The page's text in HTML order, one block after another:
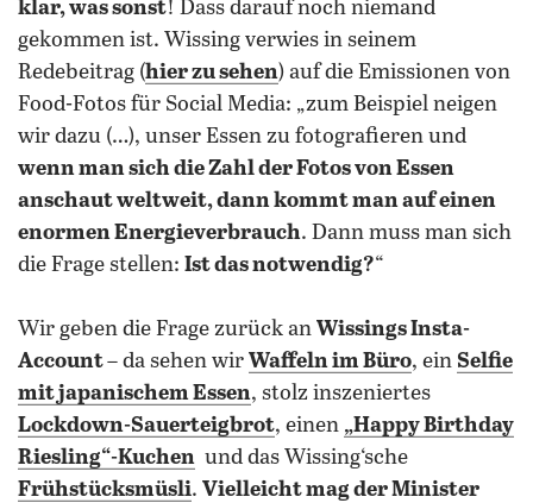
klar, was sonst! Dass darauf noch niemand
gekommen ist. Wissing verwies in seinem
Redebeitrag (hier zu sehen) auf die Emissionen von
Food-Fotos für Social Media: „zum Beispiel neigen
wir dazu (…), unser Essen zu fotografieren und
wenn man sich die Zahl der Fotos von Essen
anschaut weltweit, dann kommt man auf einen
enormen Energieverbrauch. Dann muss man sich
die Frage stellen: Ist das notwendig?“
Wir geben die Frage zurück an Wissings Insta-
Account– da sehen wir Waffeln im Büro, ein Selfie
mit japanischem Essen, stolz inszeniertes
Lockdown-Sauerteigbrot, einen „Happy Birthday
Riesling“-Kuchen und das Wissing‘sche
Frühstücksmüsli. Vielleicht mag der Minister